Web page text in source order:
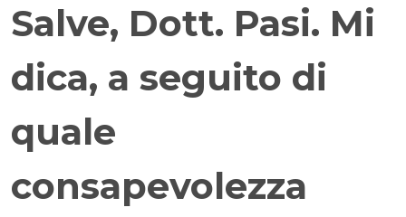
Salve, Dott. Pasi. Mi
dica, a seguito di
quale
consapevolezza